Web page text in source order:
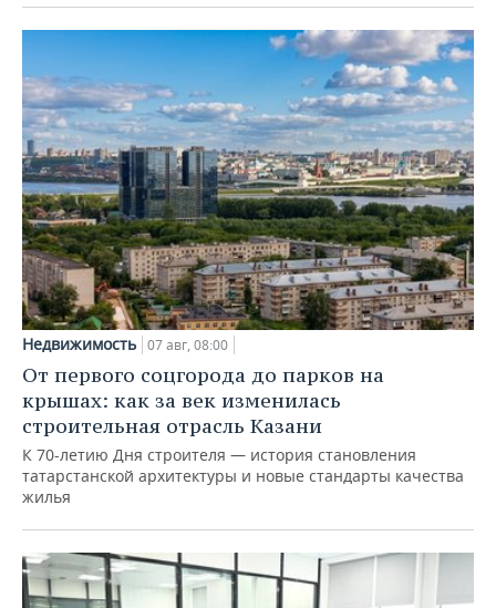
Недвижимость 07 авг, 08:00
От первого соцгорода до парков на
крышах: как за век изменилась
строительная отрасль Казани
К 70-летию Дня строителя — история становления
татарстанской архитектуры и новые стандарты качества
жилья